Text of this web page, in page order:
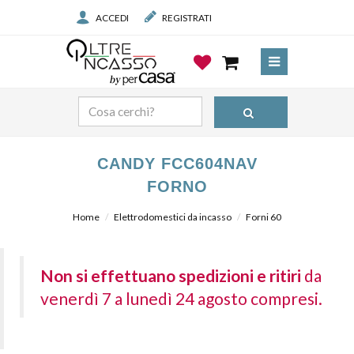
ACCEDI REGISTRATI
CANDY FCC604NAV
FORNO
Home Elettrodomestici da incasso Forni 60
Non si effettuano spedizioni e ritiri da
venerdì 7 a lunedì 24 agosto compresi.